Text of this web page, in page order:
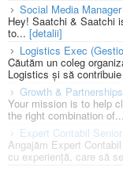
Social Media
Hey! Saatchi & Saatchi
to... [detalii]
Logistics Exec
Căutăm un coleg
Logistics și să
Growth &
Your mission is to help
the right combination of...
Expert Contabil
Angajăm Expert
cu experiență, care să